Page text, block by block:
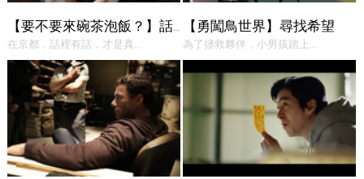
【要不要來碗茶泡飯？】話中有話
在京都，話裡有話，才是真...
【勇闖鳥世界】尋找希望
為了拯救夥伴，小男孩踏上...